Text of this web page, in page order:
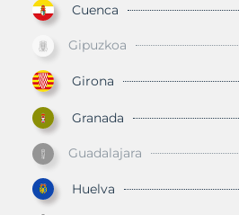
Cuenca
Gipuzkoa
Girona
Granada
Guadalajara
Huelva